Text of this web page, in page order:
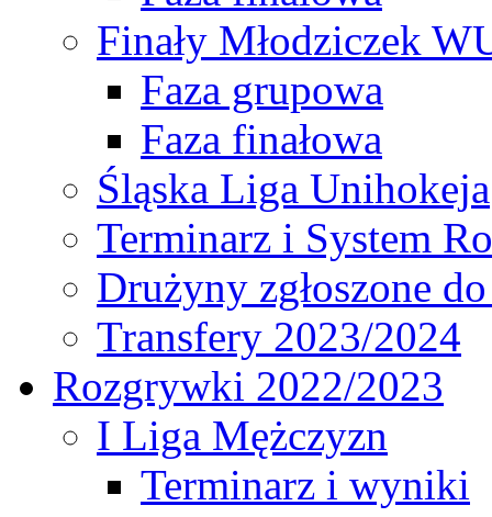
Finały Młodziczek
Faza grupowa
Faza finałowa
Śląska Liga Unihokeja
Terminarz i System
Drużyny zgłoszone
Transfery 2023/2024
Rozgrywki 2022/2023
I Liga Mężczyzn
Terminarz i wyniki